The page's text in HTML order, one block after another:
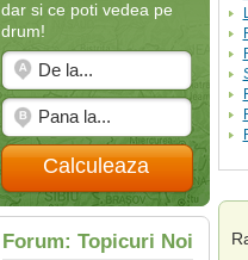
dar si ce poti vedea pe
drum!
Calculeaza
Forum: Topicuri Noi